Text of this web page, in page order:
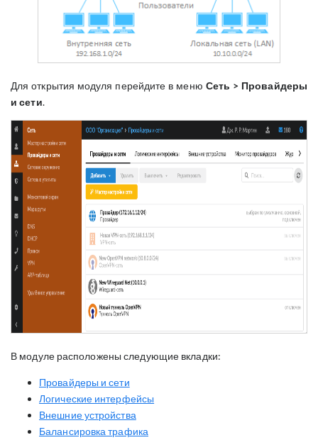
Для открытия модуля перейдите в меню Сеть > Провайдеры
и сети.
В модуле расположены следующие вкладки:
Провайдеры и сети
Логические интерфейсы
Внешние устройства
Балансировка трафика